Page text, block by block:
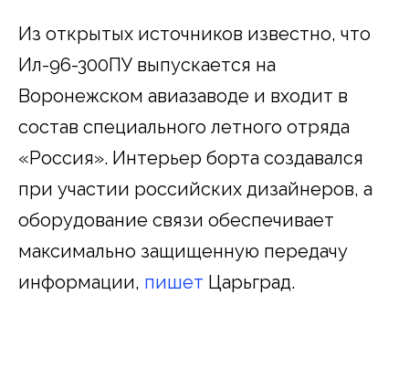
Из открытых источников известно, что
Ил-96-300ПУ выпускается на
Воронежском авиазаводе и входит в
состав специального летного отряда
«Россия». Интерьер борта создавался
при участии российских дизайнеров, а
оборудование связи обеспечивает
максимально защищенную передачу
информации, пишет Царьград.